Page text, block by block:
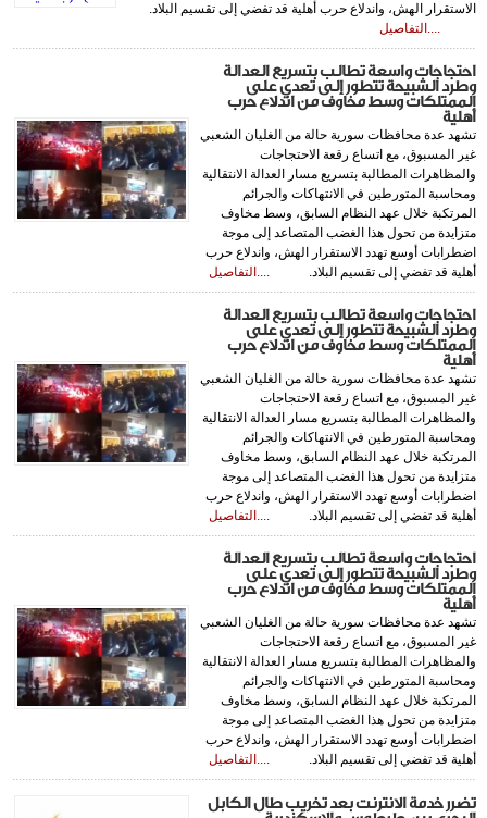
الاستقرار الهش، واندلاع حرب أهلية قد تفضي إلى تقسيم البلاد.
....التفاصيل
احتجاجات واسعة تطالب بتسريع العدالة
وطرد الشبيحة تتطور إلى تعدي على
الممتلكات وسط مخاوف من اندلاع حرب
أهلية
تشهد عدة محافظات سورية حالة من الغليان الشعبي
غير المسبوق، مع اتساع رقعة الاحتجاجات
والمظاهرات المطالبة بتسريع مسار العدالة الانتقالية
ومحاسبة المتورطين في الانتهاكات والجرائم
المرتكبة خلال عهد النظام السابق، وسط مخاوف
متزايدة من تحول هذا الغضب المتصاعد إلى موجة
اضطرابات أوسع تهدد الاستقرار الهش، واندلاع حرب
أهلية قد تفضي إلى تقسيم البلاد.
....التفاصيل
احتجاجات واسعة تطالب بتسريع العدالة
وطرد الشبيحة تتطور إلى تعدي على
الممتلكات وسط مخاوف من اندلاع حرب
أهلية
تشهد عدة محافظات سورية حالة من الغليان الشعبي
غير المسبوق، مع اتساع رقعة الاحتجاجات
والمظاهرات المطالبة بتسريع مسار العدالة الانتقالية
ومحاسبة المتورطين في الانتهاكات والجرائم
المرتكبة خلال عهد النظام السابق، وسط مخاوف
متزايدة من تحول هذا الغضب المتصاعد إلى موجة
اضطرابات أوسع تهدد الاستقرار الهش، واندلاع حرب
أهلية قد تفضي إلى تقسيم البلاد.
....التفاصيل
احتجاجات واسعة تطالب بتسريع العدالة
وطرد الشبيحة تتطور إلى تعدي على
الممتلكات وسط مخاوف من اندلاع حرب
أهلية
تشهد عدة محافظات سورية حالة من الغليان الشعبي
غير المسبوق، مع اتساع رقعة الاحتجاجات
والمظاهرات المطالبة بتسريع مسار العدالة الانتقالية
ومحاسبة المتورطين في الانتهاكات والجرائم
المرتكبة خلال عهد النظام السابق، وسط مخاوف
متزايدة من تحول هذا الغضب المتصاعد إلى موجة
اضطرابات أوسع تهدد الاستقرار الهش، واندلاع حرب
أهلية قد تفضي إلى تقسيم البلاد.
....التفاصيل
تضرر خدمة الانترنت بعد تخريب طال الكابل